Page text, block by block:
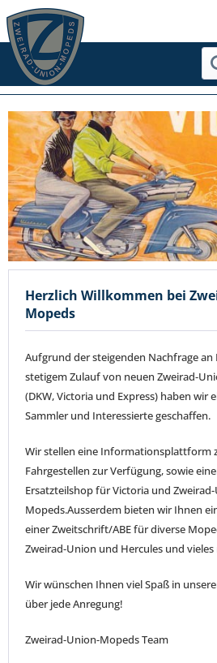
Herzlich Willkommen bei
Mopeds
Aufgrund der steigenden Nachfrage
stetigem Zulauf von neuen Zweirad-
(DKW, Victoria und Express) haben wir
Sammler und Interessierte geschaffen.
Wir stellen eine Informationsplattform
Fahrgestellen zur Verfügung, sowie
Ersatzteilshopfür Victoria und
Mopeds.Ausserdem bieten wir Ihnen
einer Zweitschrift/ABE für diverse
Zweirad-Union und Hercules und vieles
Wir wünschen Ihnen viel Spaß in
über jede Anregung!
Zweirad-Union-Mopeds Team